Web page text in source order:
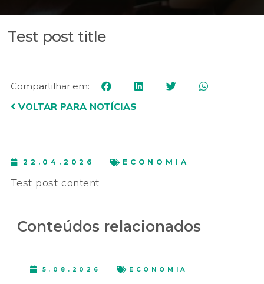
Test post title
Compartilhar em:
VOLTAR PARA NOTÍCIAS
22.04.2026 ECONOMIA
Test post content
Conteúdos relacionados
5.08.2026 ECONOMIA